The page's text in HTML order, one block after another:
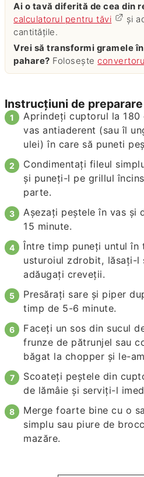
Ai o tavă diferită de cea din
calculatorul pentru tăvi
și
cantitățile.
Vrei să transformi gramele în linguri, căni sau
pahare? Folosește
Instrucțiuni de preparare
Aprindeţi cuptorul la
vas antiaderent (sau îl
ulei) în care să puneti
Condimentaţi fileul
şi puneţi-l pe grillul
parte.
Aşezaţi peştele în vas şi
15 minute.
Între timp puneți untul în
usturoiul zdrobit, lăsaţi-l
adăugaţi creveţii.
Presăraţi sare şi piper
timp de 5-6 minute.
Faceţi un sos din sucul
frunze de pătrunjel sau
băgat la chopper şi le-
Scoateţi peştele din
de lămâie şi serviţi-l
Merge foarte bine cu o
simplu sau piure de
mazăre.